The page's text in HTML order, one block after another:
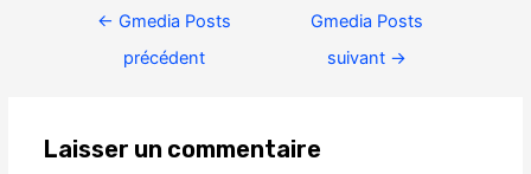
← Gmedia Posts
précédent
Gmedia Posts
suivant →
Laisser un commentaire